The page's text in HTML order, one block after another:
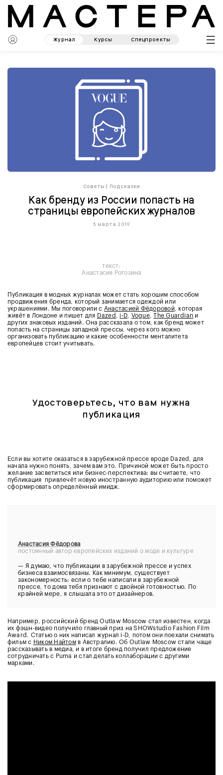
Журнал Курсы Спецпроекты
Советы Подсказки
Как бренду из России попасть на
страницы европейских журналов
5 марта 2019
Публикация в модных журналах может стать хорошим способом
продвижения бренда, который занимается одеждой или
украшениями. Мы поговорили с Анастасией Фёдоровой, которая
живёт в Лондоне и пишет для Dazed i-D Vogue,The Guardian и
других знаковых изданий. Она рассказала о том, как бренд может
попасть на страницы западной прессы, через кого можно
организовать публикацию и какие особенности менталитета
европейцев стоит учитывать.
текст:
Анастасия Рогозина
Удостоверьтесь, что вам нужна
публикация
Если вы хотите оказаться в зарубежной прессе вроде Dazed, для
начала нужно понять, зачем вам это. Причиной может быть просто
желание засветиться или бизнес-перспектива: вы считаете, что
публикация привлечёт новую иностранную аудиторию или поможет
сформировать определённый имидж.
Анастасия Фёдорова
постоянный автор европейских изданий о моде и культуре
— Я думаю, что публикации в зарубежной прессе и успех
бизнеса взаимосвязаны. Как минимум, существует
закономерность: если о тебе написали в зарубежной
прессе, то дома тебя признают с двойной готовностью. По
крайней мере, я слышала это от дизайнеров.
Например, российский бренд Outlaw Moscow стал известен, когда
их фэшн-видео получило главный приз на SHOWstudio Fashion Film
Award. Статью о них написал журнал i-D, потом они поехали снимать
фильм с Ником Найтомв Австралию. Об Outlaw Moscow стали чаще
рассказывать в медиа, и в итоге бренд получил предложение
сотрудничать с Puma и стал делать коллаборации с другими
марками.